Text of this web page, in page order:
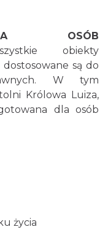
OSÓB
obiekty
są do
W tym
Królowa Luiza,
dla osób
życia